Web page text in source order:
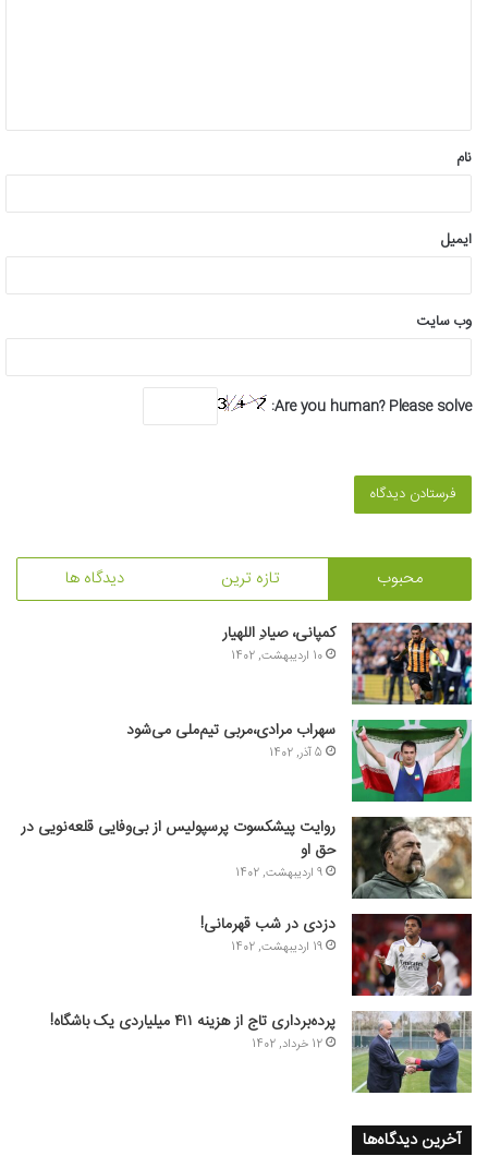
*
نام
ایمیل
وب‌ سایت
Are you human? Please solve:
محبوب تازه ترین دیدگاه ها
کمپانی، صیادِ اللهیار
10 اردیبهشت, 1402
سهراب مرادی،مربی تیم‌ملی می‌شود
5 آذر, 1402
روایت پیشکسوت پرسپولیس از بی‌وفایی قلعه‌نویی در
حق او
9 اردیبهشت, 1402
دزدی در شب قهرمانی!
19 اردیبهشت, 1402
پرده‌برداری تاج از هزینه ۴۱۱ میلیاردی یک باشگاه!
12 خرداد, 1402
آخرین دیدگاه‌ها